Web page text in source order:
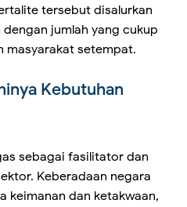
tersebut disalurkan
jumlah yang cukup
masyarakat setempat.
Kebutuhan
sebagai fasilitator dan
Keberadaan negara
keimanan dan ketakwaan,